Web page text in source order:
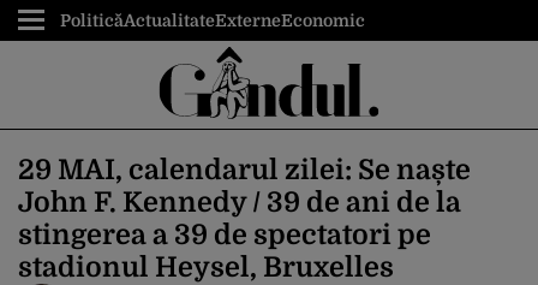
PoliticăActualitateExterneEconomic
29 MAI, calendarul zilei: Se naște
John F. Kennedy / 39 de ani de la
stingerea a 39 de spectatori pe
stadionul Heysel, Bruxelles